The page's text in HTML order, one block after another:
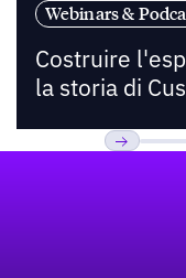
Webinars &
Costruire
la storia di